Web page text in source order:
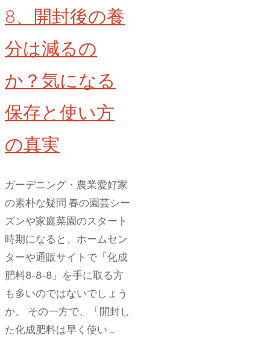
で
敗
し
な
い
た
め
コ
ツ
と
発
酵
ク
ニ
ッ
8、開封後の養
分は減るの
か？気になる
保存と使い方
の真実
ガーデニング・農業愛好家
の素朴な疑問 春の園芸シー
ズンや家庭菜園のスタート
時期になると、ホームセン
ターや通販サイトで「化成
肥料8-8-8」を手に取る方
も多いのではないでしょう
か。 その一方で、「開封し
た化成肥料は早く使い …